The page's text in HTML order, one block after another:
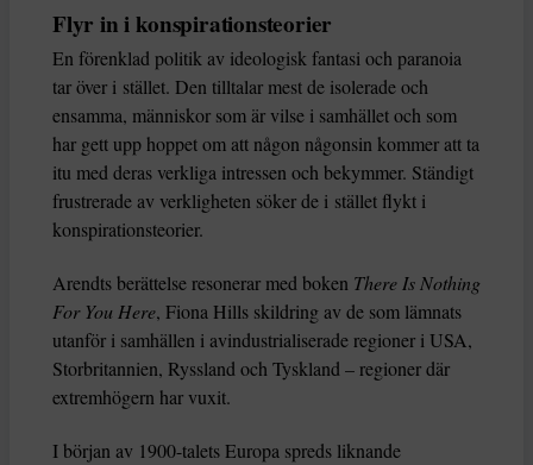
Flyr in i konspirationsteorier
En förenklad politik av ideologisk fantasi och paranoia
tar över i stället. Den tilltalar mest de isolerade och
ensamma, människor som är vilse i samhället och som
har gett upp hoppet om att någon någonsin kommer att ta
itu med deras verkliga intressen och bekymmer. Ständigt
frustrerade av verkligheten söker de i stället flykt i
konspirationsteorier.
Arendts berättelse resonerar med boken There Is Nothing
For You Here, Fiona Hills skildring av de som lämnats
utanför i samhällen i avindustrialiserade regioner i USA,
Storbritannien, Ryssland och Tyskland – regioner där
extremhögern har vuxit.
I början av 1900-talets Europa spreds liknande